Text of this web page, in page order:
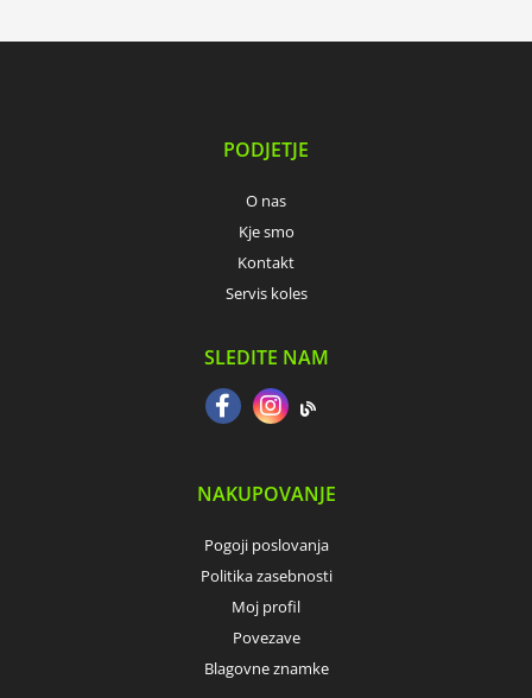
PODJETJE
O nas
Kje smo
Kontakt
Servis koles
SLEDITE NAM
NAKUPOVANJE
Pogoji poslovanja
Politika zasebnosti
Moj profil
Povezave
Blagovne znamke